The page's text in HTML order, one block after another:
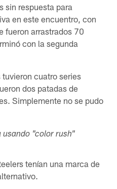
sin respuesta para
en este encuentro, con
fueron arrastrados 70
con la segunda
cuatro series
dos patadas de
Simplemente no se pudo
"color rush"
tenían una marca de